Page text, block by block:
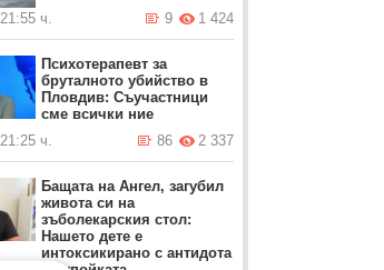
ч. 1 424
9
Психотерапевт за
бруталното убийство в
Пловдив: Съучастници
сме всички ние
ч.
2 337
86
Бащата на Ангел, загубил
живота си на
зъболекарския стол:
Нашето дете е
интоксикирано с антидотa